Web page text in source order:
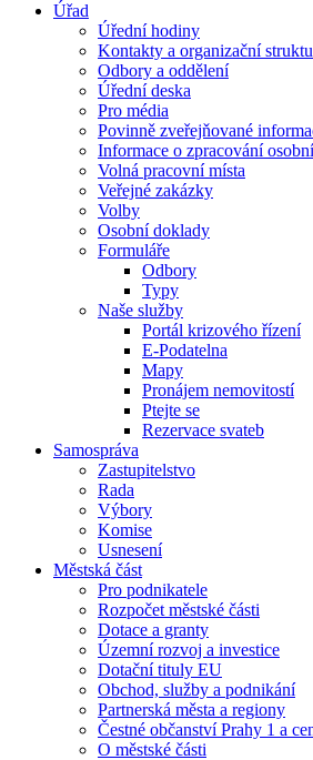
Úřad
Úřední hodiny
Kontakty a organizační
Odbory a oddělení
Úřední deska
Pro média
Povinně zveřejňované
Informace o zpracování
Volná pracovní místa
Veřejné zakázky
Volby
Osobní doklady
Formuláře
Odbory
Typy
Naše služby
Portál krizového řízení
E-Podatelna
Mapy
Pronájem nemovitostí
Ptejte se
Rezervace svateb
Samospráva
Zastupitelstvo
Rada
Výbory
Komise
Usnesení
Městská část
Pro podnikatele
Rozpočet městské části
Dotace a granty
Územní rozvoj a investice
Dotační tituly EU
Obchod, služby a podnikání
Partnerská města a regiony
Čestné občanství Prahy 1 a
O městské části